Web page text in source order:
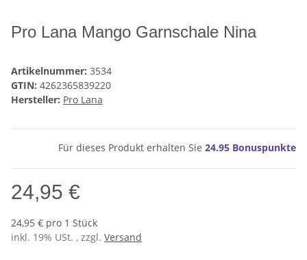
Pro Lana Mango Garnschale Nina
Artikelnummer: 3534
GTIN: 4262365839220
Hersteller: Pro Lana
Für dieses Produkt erhalten Sie 24.95 Bonuspunkte
24,95 €
24,95 € pro 1 Stück
inkl. 19% USt. , zzgl. Versand